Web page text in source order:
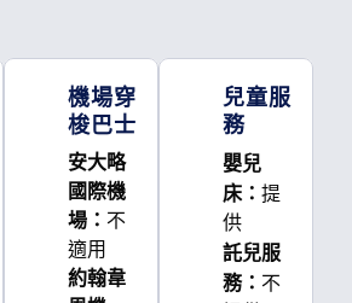
機場穿
梭巴士
安大略
國際機
場 ： 不
適用
約翰韋
兒童服
務
嬰兒
床 ： 提
供
託兒服
務： 不